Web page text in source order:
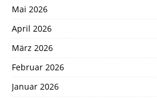
Mai 2026
April 2026
März 2026
Februar 2026
Januar 2026